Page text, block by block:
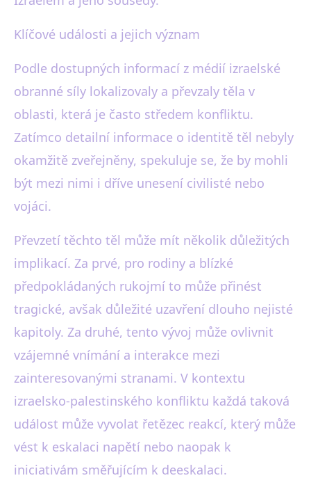
Klíčové události a jejich význam
Podle dostupných informací z médií izraelské
obranné síly lokalizovaly a převzaly těla v
oblasti, která je často středem konfliktu.
Zatímco detailní informace o identitě těl nebyly
okamžitě zveřejněny, spekuluje se, že by mohli
být mezi nimi i dříve unesení civilisté nebo
vojáci.
Převzetí těchto těl může mít několik důležitých
implikací. Za prvé, pro rodiny a blízké
předpokládaných rukojmí to může přinést
tragické, avšak důležité uzavření dlouho nejisté
kapitoly. Za druhé, tento vývoj může ovlivnit
vzájemné vnímání a interakce mezi
zainteresovanými stranami. V kontextu
izraelsko-palestinského konfliktu každá taková
událost může vyvolat řetězec reakcí, který může
vést k eskalaci napětí nebo naopak k
iniciativám směřujícím k deeskalaci.